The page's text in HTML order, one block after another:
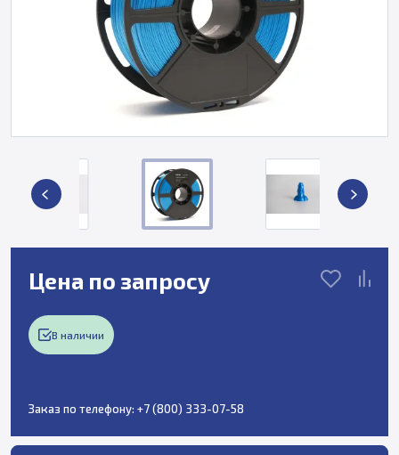
Цена по запросу
В наличии
Заказ по телефону: +7 (800) 333-07-58